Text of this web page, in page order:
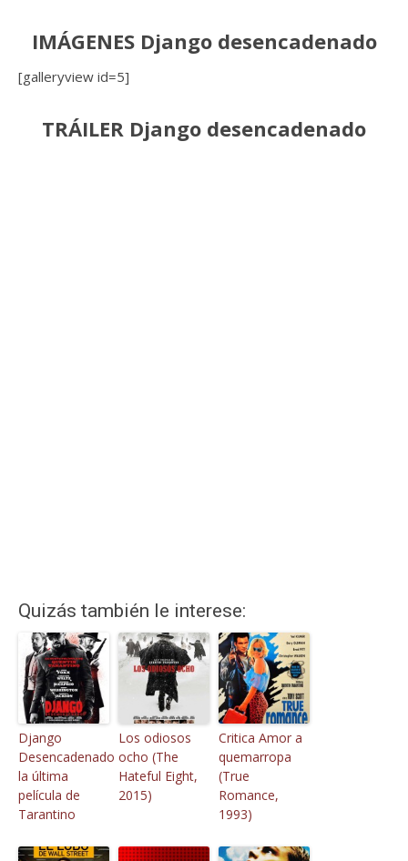
IMÁGENES Django desencadenado
[galleryview id=5]
TRÁILER Django desencadenado
Quizás también le interese:
Django
Desencadenado
la última
película de
Tarantino
Los odiosos
ocho (The
Hateful Eight,
2015)
Critica Amor a
quemarropa
(True
Romance,
1993)